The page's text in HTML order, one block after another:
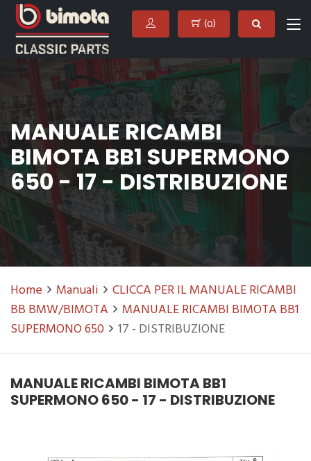
(0)
MANUALE RICAMBI
BIMOTA BB1 SUPERMONO
650 - 17 - DISTRIBUZIONE
Home Manuali
CLICCA PER IL MANUALE RICAMBI
BB BMW/BIMOTA
MANUALE RICAMBI BIMOTA BB1
SUPERMONO 650
17 - DISTRIBUZIONE
MANUALE RICAMBI BIMOTA BB1
SUPERMONO 650 - 17 - DISTRIBUZIONE